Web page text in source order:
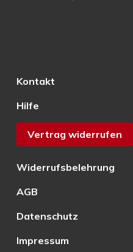
Kontakt
Hilfe
Vertrag widerrufen
Widerrufsbelehrung
AGB
Datenschutz
Impressum